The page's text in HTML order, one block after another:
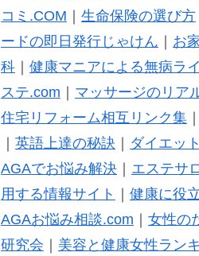
コミ.COM
生命保険の選び方
ードの即日発行じゃけん
お
科｜ 健康マニアによる無病ラ
ステ.com
マッサージのリア
住宅リフォーム相互リンク集｜
英語上達の秘訣 ダイエッ
AGAでお悩み解決｜ エステサ
用する情報サイト
健康に役
AGAお悩み相談.com
女性の
研究会
美容と健康女性ラン